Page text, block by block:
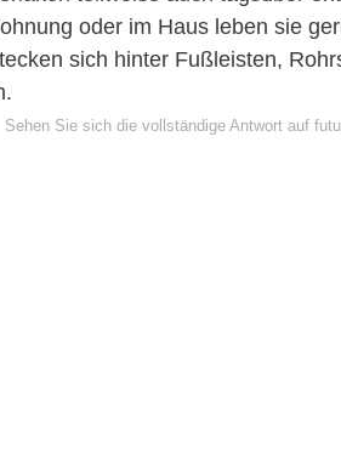
oder im Haus leben sie
sich hinter Fußleisten,
Sehen Sie sich die vollständige Antwort auf